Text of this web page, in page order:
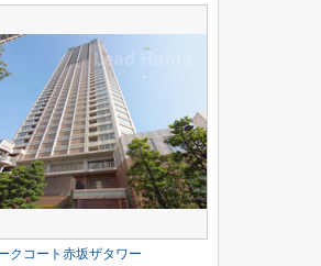
クコート赤坂ザタワー